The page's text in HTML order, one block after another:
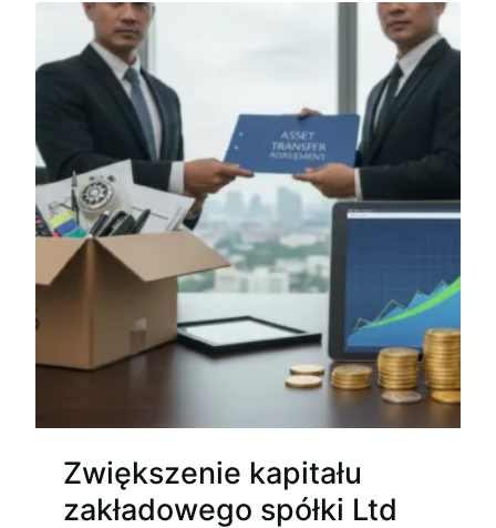
Zwiększenie kapitału
zakładowego spółki Ltd